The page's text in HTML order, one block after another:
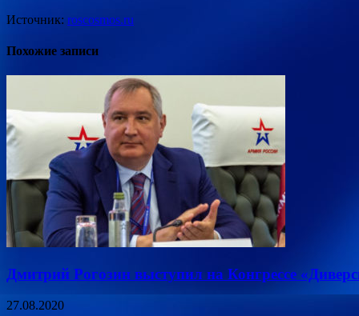
Источник: roscosmos.ru
Похожие записи
Дмитрий Рогозин выступил на Конгрессе
27.08.2020